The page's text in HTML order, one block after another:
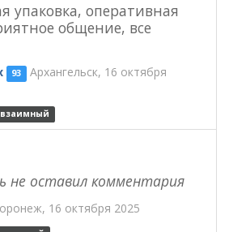
упаковка, оперативная
общение, все
93 Архангельск, 16 октября
взаимный
не оставил комментария
16 октября 2025